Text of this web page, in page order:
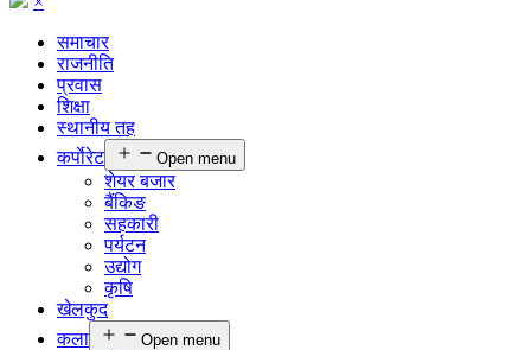
समाचार
राजनीति
प्रवास
शिक्षा
स्थानीय तह
कर्पाेरेट
Open menu
शेयर बजार
बैंकिङ
सहकारी
पर्यटन
उद्योग
कृषि
खेलकुद
कला
Open menu